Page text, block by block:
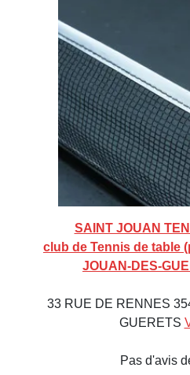
SAINT JOUAN
club de Tennis de table
JOUAN-DES-
33 RUE DE RENNES
GUERETS
Pas d'avis